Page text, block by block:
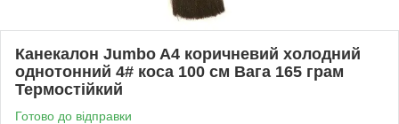
Канекалон Jumbo A4 коричневий холодний
однотонний 4# коса 100 см Вага 165 грам
Термостійкий
Готово до відправки